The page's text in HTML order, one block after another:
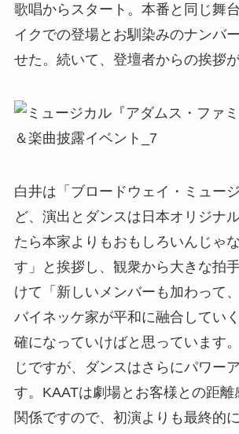
歌唱からスタート。本番と同じ舞
イクでの登場とお馴染みのナンバ
せた。続いて、登壇者からの挨拶が
白井は「ブロードウェイ・ミュー
ど、演出とダンスは日本オリジナ
たら本家よりもおもしろいんじゃ
す」と挨拶し、観衆から大きな拍
けて「新しいメンバーも加わって
バイネッケ家が平和に融合してい
確になっていけばと思っています
じですが、ダンスはさらにパワー
す。KAATは劇場とお客様との距離
関係ですので、初演よりも最終的